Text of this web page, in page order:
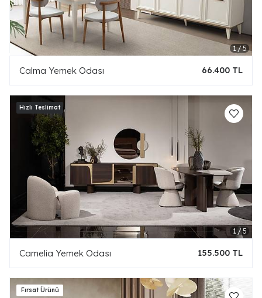
Calma Yemek Odası 66.400 TL
Camelia Yemek Odası 155.500 TL